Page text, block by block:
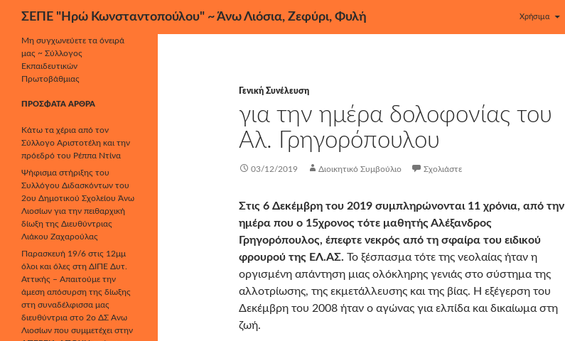
Μετάβαση
περιεχόμενο
ΣΕΠΕ "Ηρώ Κωνσταντοπούλου" ~ Άνω Λιόσια, Ζεφύρι, Φυλή Χρήσιμα
Γενική Συνέλευση
για την ημέρα δολοφονίας του
Αλ. Γρηγορόπουλου
03/12/2019 Διοικητικό Συμβούλιο Σχολιάστε
Στις 6 Δεκέμβρη του 2019 συμπληρώνονται 11 χρόνια, από την
ημέρα που ο 15χρονος τότε μαθητής Αλέξανδρος
Γρηγορόπουλος, έπεφτε νεκρός από τη σφαίρα του ειδικού
φρουρού της ΕΛ.ΑΣ. Το ξέσπασμα τότε της νεολαίας ήταν η
οργισμένη απάντηση μιας ολόκληρης γενιάς στο σύστημα της
αλλοτρίωσης, της εκμετάλλευσης και της βίας. Η εξέγερση του
Δεκέμβρη του 2008 ήταν ο αγώνας για ελπίδα και δικαίωμα στη
ζωή.
Μη συγχωνεύετε τα όνειρά
μας ~ Σύλλογος
Εκπαιδευτικών
Πρωτοβάθμιας
ΠΡΌΣΦΑΤΑ ΆΡΘΡΑ
Κάτω τα χέρια από τον
Σύλλογο Αριστοτέλη και την
πρόεδρό του Ρέππα Ντίνα
Ψήφισμα στήριξης του
Συλλόγου Διδασκόντων του
2ου Δημοτικού Σχολείου Άνω
Λιοσίων για την πειθαρχική
δίωξη της Διευθύντριας
Λιάκου Ζαχαρούλας
Παρασκευή 19/6 στις 12μμ
όλοι και όλες στη ΔΙΠΕ Δυτ.
Αττικής – Απαιτούμε την
άμεση απόσυρση της δίωξης
στη συναδέλφισσα μας
διευθύντρια στο 2ο ΔΣ Άνω
Λιοσίων που συμμετέχει στην